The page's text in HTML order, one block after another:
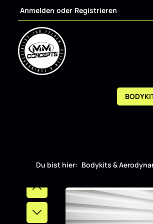
Hauptinhalt springen
Zur Suche springen
Zur Hauptnavigation springen
Anmelden oder Registrieren
Du bist hier: Bodykits &
Bildergalerie überspringen